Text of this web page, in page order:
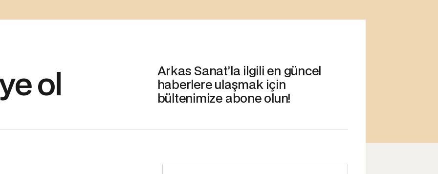
ol
Arkas Sanat’la ilgili en güncel
haberlere ulaşmak için
bültenimize abone olun!